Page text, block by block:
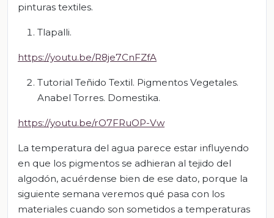
pinturas textiles.
Tlapalli.
https://youtu.be/R8je7CnFZfA
Tutorial Teñido Textil. Pigmentos Vegetales.
Anabel Torres. Domestika.
https://youtu.be/rO7FRuOP-Vw
La temperatura del agua parece estar influyendo
en que los pigmentos se adhieran al tejido del
algodón, acuérdense bien de ese dato, porque la
siguiente semana veremos qué pasa con los
materiales cuando son sometidos a temperaturas